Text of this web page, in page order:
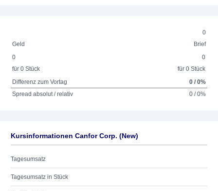
0
Geld
Brief
0
für 0 Stück
0
für 0 Stück
Differenz zum Vortag
0 / 0%
Spread absolut / relativ
0 / 0%
Kursinformationen Canfor Corp. (New)
Tagesumsatz
Tagesumsatz in Stück